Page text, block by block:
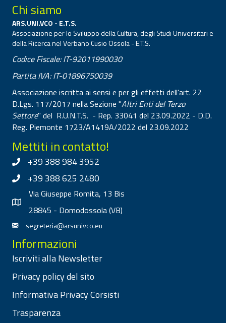
Chi siamo
ARS.UNI.VCO - E.T.S.
Associazione per lo Sviluppo della Cultura, degli Studi Universitari e
della Ricerca nel Verbano Cusio Ossola - E.T.S.
Codice Fiscale: IT-92011990030
Partita IVA: IT-01896750039
Associazione iscritta ai sensi e per gli effetti dell'art. 22
D.Lgs. 117/2017 nella Sezione "Altri Enti del Terzo
Settore" del R.U.N.T.S. - Rep. 33041 del 23.09.2022 - D.D.
Reg. Piemonte 1723/A1419A/2022 del 23.09.2022
Mettiti in contatto!
+39 388 984 3952
+39 388 625 2480
Via Giuseppe Romita, 13 Bis
28845 - Domodossola (VB)
segreteria@arsunivco.eu
Informazioni
Iscriviti alla Newsletter
Privacy policy del sito
Informativa Privacy Corsisti
Trasparenza